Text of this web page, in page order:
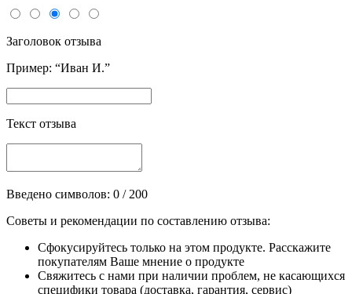
Заголовок отзыва
Пример: “Иван И.”
Текст отзыва
Введено символов: 0 / 200
Советы и рекомендации по составлению отзыва:
Сфокусируйтесь только на этом продукте. Расскажите
покупателям Ваше мнение о продукте
Свяжитесь с нами при наличии проблем, не касающихся
специфики товара (доставка, гарантия, сервис)